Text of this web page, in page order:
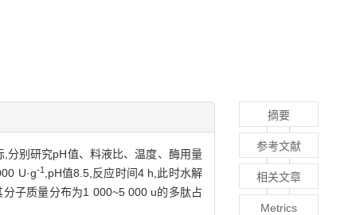
分别研究pH值、料液比、温度、酶用量
U·g-1,pH值8.5,反应时间4 h,此时水解
子质量分布为1 000~5 000 u的多肽占
摘要
参考文献
相关文章
Metrics